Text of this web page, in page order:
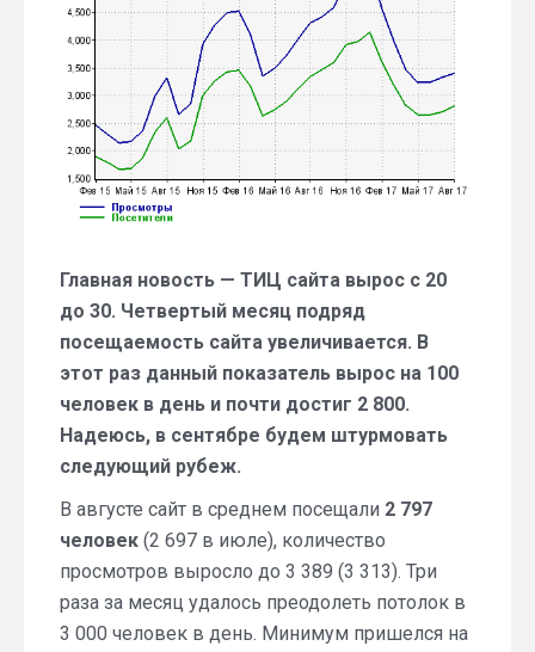
за
агуст
2017
года
Главная новость — ТИЦ сайта вырос с 20
до 30. Четвертый месяц подряд
посещаемость сайта увеличивается. В
этот раз данный показатель вырос на 100
человек в день и почти достиг 2 800.
Надеюсь, в сентябре будем штурмовать
следующий рубеж.
В августе сайт в среднем посещали 2 797
человек (2 697 в июле), количество
просмотров выросло до 3 389 (3 313). Три
раза за месяц удалось преодолеть потолок в
3 000 человек в день. Минимум пришелся на